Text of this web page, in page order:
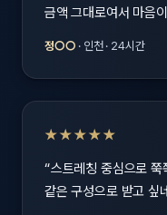
금액 그대로여서 마음
정○○ · 인천 · 24시간
★★★★★
“스트레칭 중심으로
같은 구성으로 받고 싶